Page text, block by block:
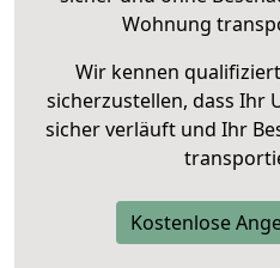
Wohnung
Wir kennen
sicherzustellen, dass Ihr
sicher verläuft und Ihr
Kostenlose